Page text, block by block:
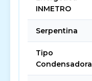
INMETRO
Serpentina
Tipo
Condensadora